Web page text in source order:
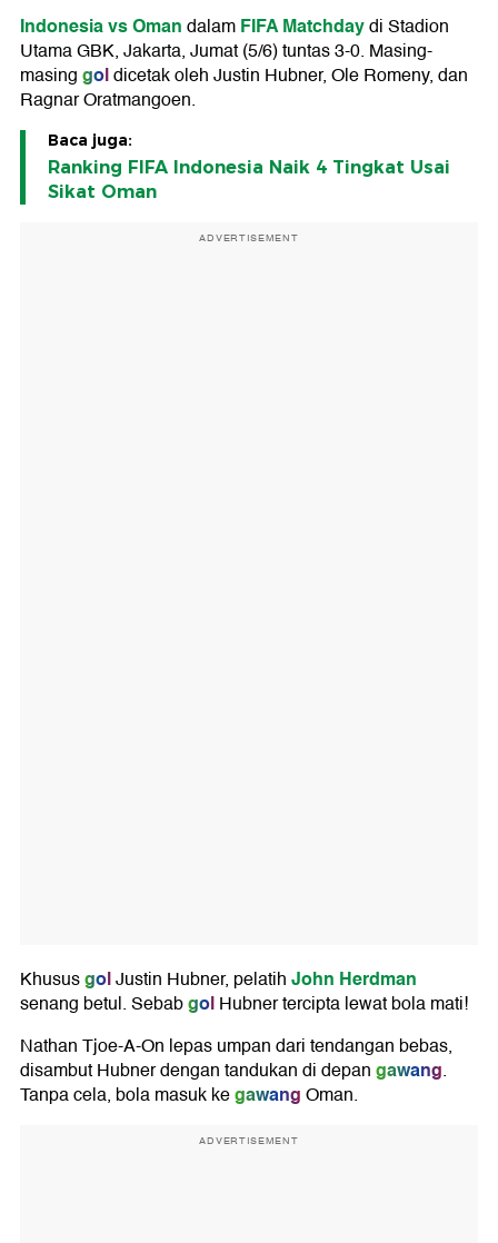
Indonesia vs OmandalamFIFA Matchdaydi Stadion
Utama GBK, Jakarta, Jumat (5/6) tuntas 3-0. Masing-
masinggoldicetak oleh Justin Hubner, Ole Romeny, dan
Ragnar Oratmangoen.
Baca juga:
Ranking FIFA Indonesia Naik 4 Tingkat Usai
Sikat Oman
ADVERTISEMENT
KhususgolJustin Hubner, pelatihJohn Herdman
senang betul. SebabgolHubner tercipta lewat bola mati!
Nathan Tjoe-A-On lepas umpan dari tendangan bebas,
disambut Hubner dengan tandukan di depangawang.
Tanpa cela, bola masuk kegawangOman.
ADVERTISEMENT